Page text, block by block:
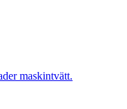
maskintvätt.